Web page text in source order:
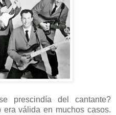
prescindía del cantante?
era válida en muchos casos.